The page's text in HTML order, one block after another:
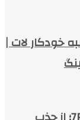
خودکار لات |